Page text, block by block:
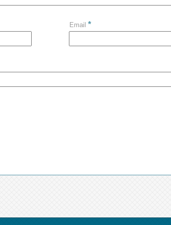
Email*